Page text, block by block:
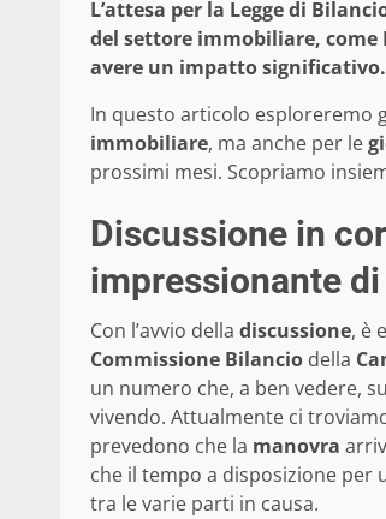
L’attesa per la Legge di
del settore immobiliare, come
avere un impatto significativo.
In questo articolo esploreremo
immobiliare, ma anche per le
prossimi mesi. Scopriamo
Discussione in
impressionante
Con l’avvio della discussione, è
Commissione Bilancio della
un numero che, a ben vedere,
vivendo. Attualmente ci
prevedono che la manovra
che il tempo a disposizione
tra le varie parti in causa.